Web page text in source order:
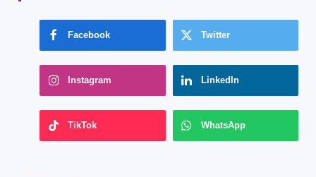
Facebook Twitter
Instagram LinkedIn
TikTok WhatsApp